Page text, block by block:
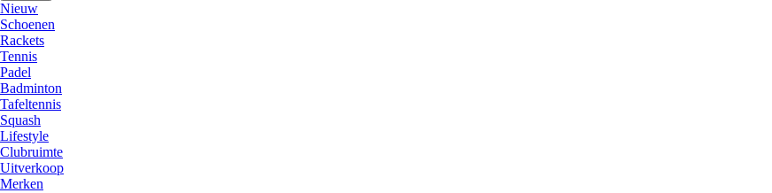
Nieuw
Schoenen
Rackets
Tennis
Padel
Badminton
Tafeltennis
Squash
Lifestyle
Clubruimte
Uitverkoop
Merken